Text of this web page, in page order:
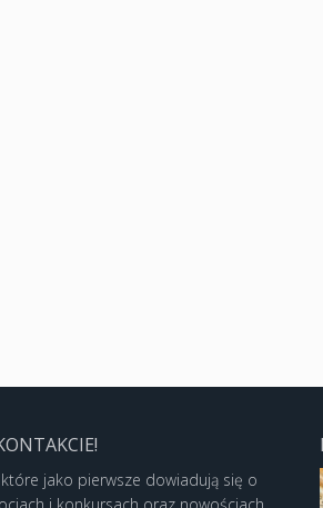
jako pierwsze dowiadują się o